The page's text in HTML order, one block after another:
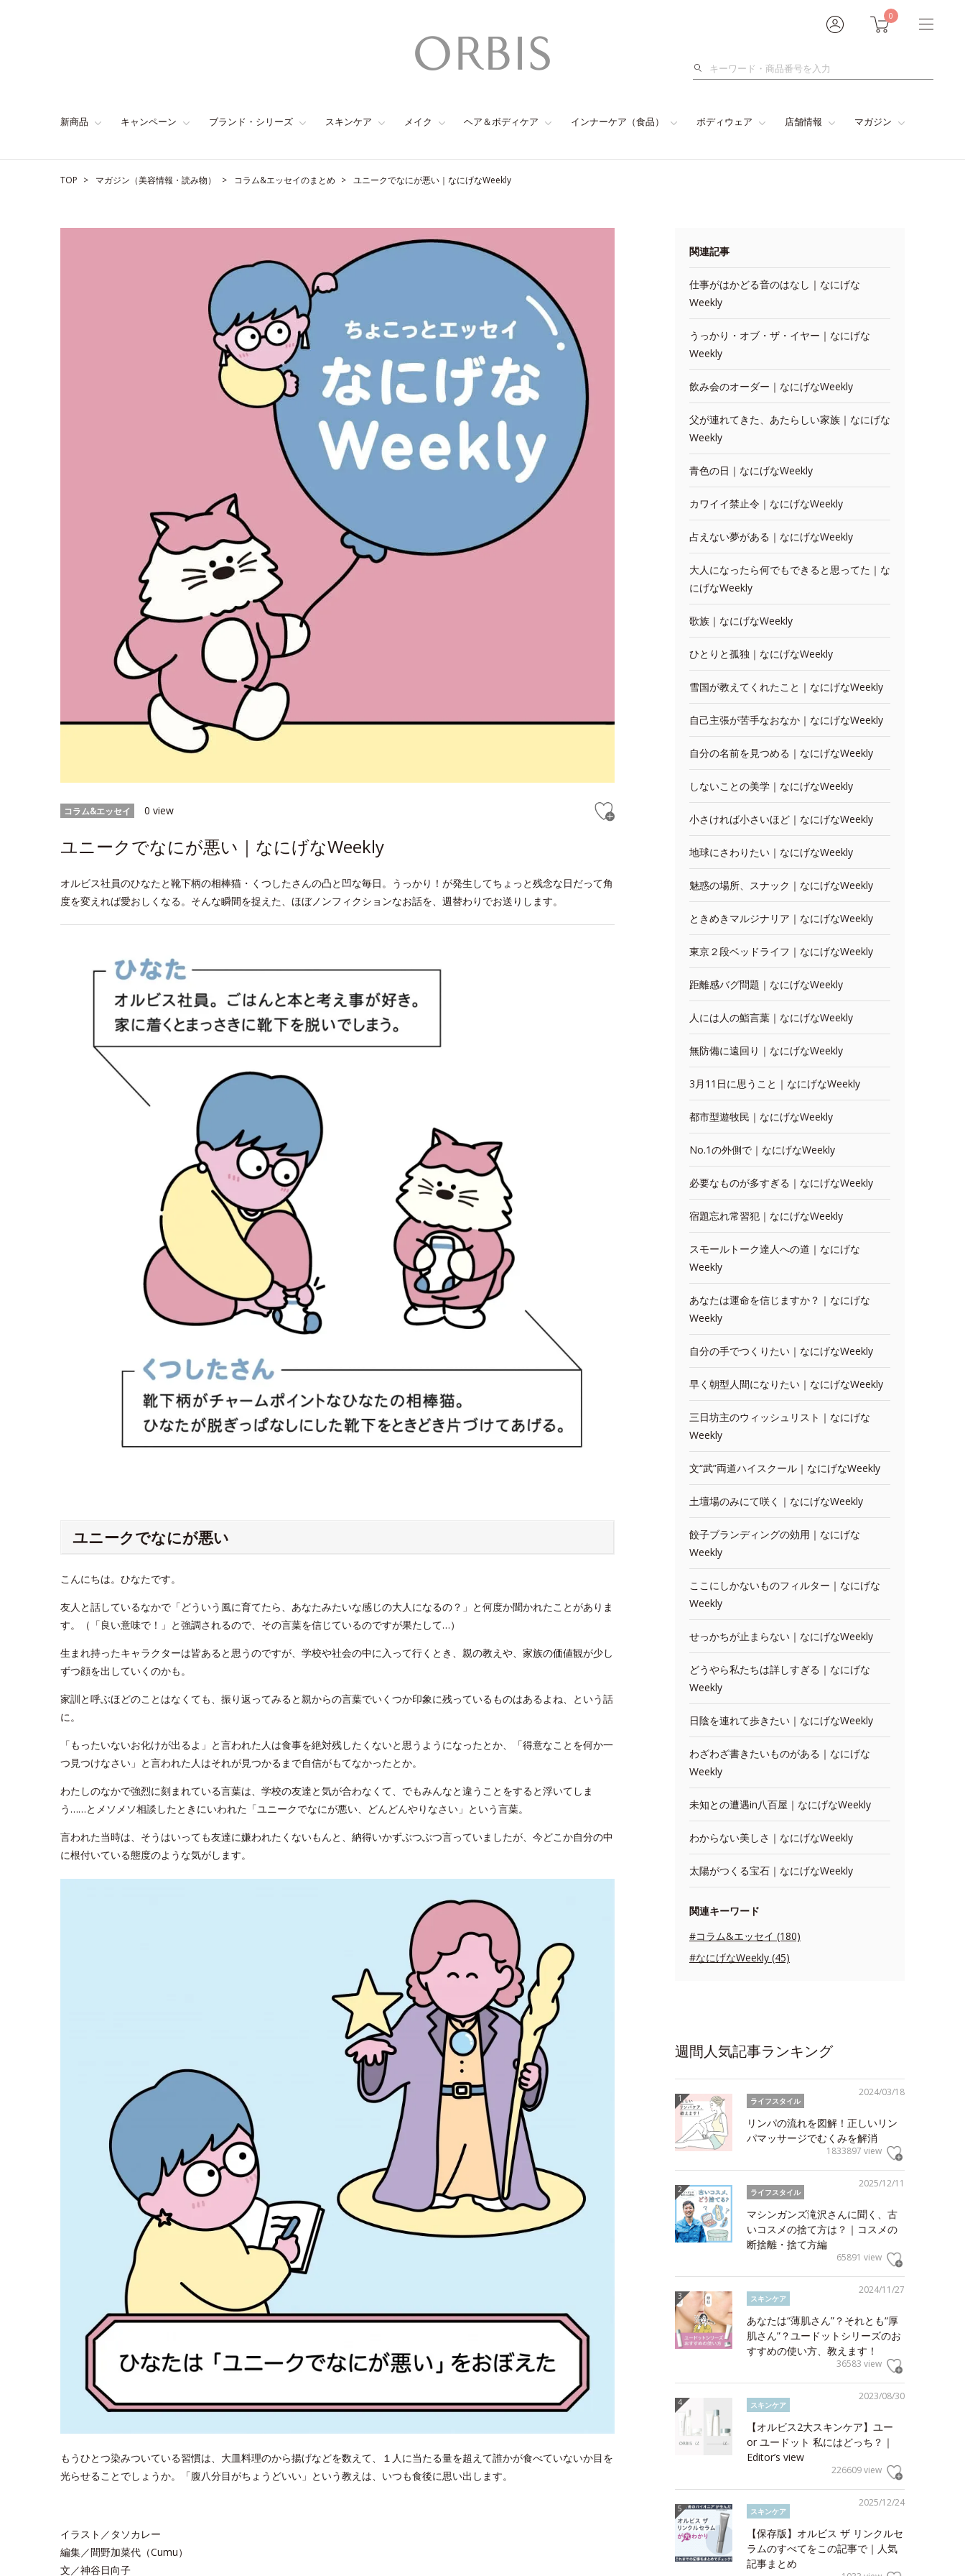
0
検
新商品 キャンペーン ブランド・シリーズ スキンケア メイク ヘア＆ボディケア インナーケア（食品） ボディウェア 店舗情報 マガジン
TOP マガジン（美容情報・読み物） コラム&エッセイのまとめ ユニークでなにが悪い｜なにげなWeekly
コラム&エッセイ 0 view
ユニークでなにが悪い｜なにげなWeekly
オルビス社員のひなたと靴下柄の相棒猫・くつしたさんの凸と凹な毎日。うっかり！が発生してちょっと残念な日だって角
度を変えれば愛おしくなる。そんな瞬間を捉えた、ほぼノンフィクションなお話を、週替わりでお送りします。
ユニークでなにが悪い
こんにちは。ひなたです。
友人と話しているなかで「どういう風に育てたら、あなたみたいな感じの大人になるの？」と何度か聞かれたことがありま
す。（「良い意味で！」と強調されるので、その言葉を信じているのですが果たして…）
生まれ持ったキャラクターは皆あると思うのですが、学校や社会の中に入って行くとき、親の教えや、家族の価値観が少し
ずつ顔を出していくのかも。
家訓と呼ぶほどのことはなくても、振り返ってみると親からの言葉でいくつか印象に残っているものはあるよね、という話
に。
「もったいないお化けが出るよ」と言われた人は食事を絶対残したくないと思うようになったとか、「得意なことを何か一
つ見つけなさい」と言われた人はそれが見つかるまで自信がもてなかったとか。
わたしのなかで強烈に刻まれている言葉は、学校の友達と気が合わなくて、でもみんなと違うことをすると浮いてしま
う……とメソメソ相談したときにいわれた「ユニークでなにが悪い、どんどんやりなさい」という言葉。
言われた当時は、そうはいっても友達に嫌われたくないもんと、納得いかずぶつぶつ言っていましたが、今どこか自分の中
に根付いている態度のような気がします。
もうひとつ染みついている習慣は、大皿料理のから揚げなどを数えて、１人に当たる量を超えて誰かが食べていないか目を
光らせることでしょうか。「腹八分目がちょうどいい」という教えは、いつも食後に思い出します。
イラスト／タソカレー
編集／間野加菜代（Cumu）
文／神谷日向子
関連記事
仕事がはかどる音のはなし｜なにげな
Weekly
うっかり・オブ・ザ・イヤー｜なにげな
Weekly
飲み会のオーダー｜なにげなWeekly
父が連れてきた、あたらしい家族｜なにげな
Weekly
青色の日｜なにげなWeekly
カワイイ禁止令｜なにげなWeekly
占えない夢がある｜なにげなWeekly
大人になったら何でもできると思ってた｜な
にげなWeekly
歌族｜なにげなWeekly
ひとりと孤独｜なにげなWeekly
雪国が教えてくれたこと｜なにげなWeekly
自己主張が苦手なおなか｜なにげなWeekly
自分の名前を見つめる｜なにげなWeekly
しないことの美学｜なにげなWeekly
小さければ小さいほど｜なにげなWeekly
地球にさわりたい｜なにげなWeekly
魅惑の場所、スナック｜なにげなWeekly
ときめきマルジナリア｜なにげなWeekly
東京２段ベッドライフ｜なにげなWeekly
距離感バグ問題｜なにげなWeekly
人には人の鮨言葉｜なにげなWeekly
無防備に遠回り｜なにげなWeekly
3月11日に思うこと｜なにげなWeekly
都市型遊牧民｜なにげなWeekly
No.1の外側で｜なにげなWeekly
必要なものが多すぎる｜なにげなWeekly
宿題忘れ常習犯｜なにげなWeekly
スモールトーク達人への道｜なにげな
Weekly
あなたは運命を信じますか？｜なにげな
Weekly
自分の手でつくりたい｜なにげなWeekly
早く朝型人間になりたい｜なにげなWeekly
三日坊主のウィッシュリスト｜なにげな
Weekly
文“武”両道ハイスクール｜なにげなWeekly
土壇場のみにて咲く｜なにげなWeekly
餃子ブランディングの効用｜なにげな
Weekly
ここにしかないものフィルター｜なにげな
Weekly
せっかちが止まらない｜なにげなWeekly
どうやら私たちは詳しすぎる｜なにげな
Weekly
日陰を連れて歩きたい｜なにげなWeekly
わざわざ書きたいものがある｜なにげな
Weekly
未知との遭遇in八百屋｜なにげなWeekly
わからない美しさ｜なにげなWeekly
太陽がつくる宝石｜なにげなWeekly
関連キーワード
#コラム&エッセイ (180)
#なにげなWeekly (45)
週間人気記事ランキング
2024/03/18
ライフスタイル
リンパの流れを図解！正しいリン
パマッサージでむくみを解消
1833897 view
2025/12/11
ライフスタイル
マシンガンズ滝沢さんに聞く、古
いコスメの捨て方は？｜コスメの
断捨離・捨て方編
65891 view
2024/11/27
スキンケア
あなたは“薄肌さん”？それとも“厚
肌さん”？ユードットシリーズのお
すすめの使い方、教えます！
36583 view
2023/08/30
スキンケア
【オルビス2大スキンケア】ユー
or ユードット 私にはどっち？｜
Editor’s view
226609 view
2025/12/24
スキンケア
【保存版】オルビス ザ リンクルセ
ラムのすべてをこの記事で｜人気
記事まとめ